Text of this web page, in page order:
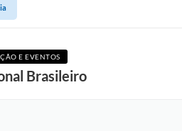
E EVENTOS
Brasileiro